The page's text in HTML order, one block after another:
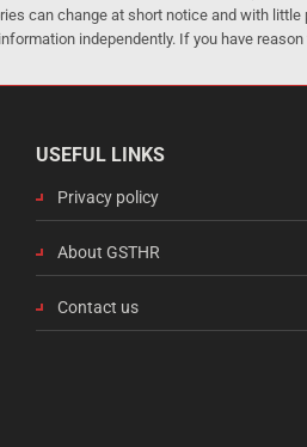
can change at short notice and with
independently. If you have
USEFUL LINKS
Privacy policy
About GSTHR
Contact us